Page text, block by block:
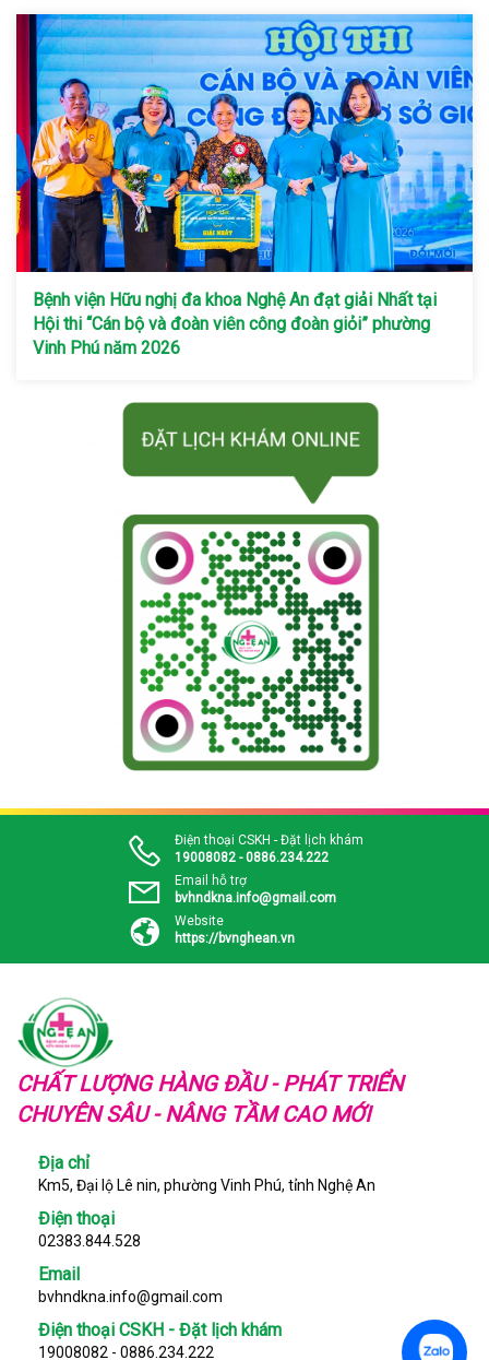
Bệnh viện Hữu nghị đa khoa Nghệ An đạt giải Nhất tại
Hội thi “Cán bộ và đoàn viên công đoàn giỏi” phường
Vinh Phú năm 2026
Điện thoại CSKH - Đặt lịch khám
19008082 - 0886.234.222
Email hỗ trợ
bvhndkna.info@gmail.com
Website
https://bvnghean.vn
CHẤT LƯỢNG HÀNG ĐẦU - PHÁT TRIỂN
CHUYÊN SÂU - NÂNG TẦM CAO MỚI
Địa chỉ
Km5, Đại lộ Lê nin, phường Vinh Phú, tỉnh Nghệ An
Điện thoại
02383.844.528
Email
bvhndkna.info@gmail.com
Điện thoại CSKH - Đặt lịch khám
19008082 - 0886.234.222